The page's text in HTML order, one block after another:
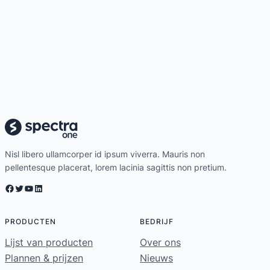
Nisl libero ullamcorper id ipsum viverra. Mauris non
pellentesque placerat, lorem lacinia sagittis non pretium.
Facebook Twitter YouTube LinkedIn
PRODUCTEN
Lijst van producten
Plannen & prijzen
BEDRIJF
Over ons
Nieuws